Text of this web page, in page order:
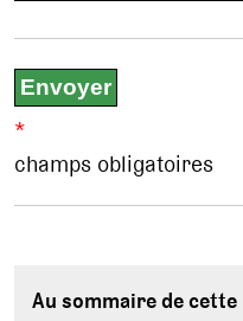
*
champs obligatoires
Au sommaire de